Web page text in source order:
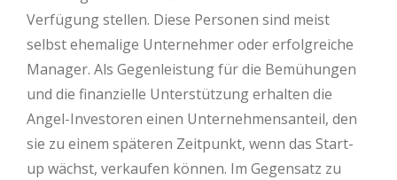
Verfügung stellen. Diese Personen sind meist
selbst ehemalige Unternehmer oder erfolgreiche
Manager. Als Gegenleistung für die Bemühungen
und die finanzielle Unterstützung erhalten die
Angel-Investoren einen Unternehmensanteil, den
sie zu einem späteren Zeitpunkt, wenn das Start-
up wächst, verkaufen können. Im Gegensatz zu